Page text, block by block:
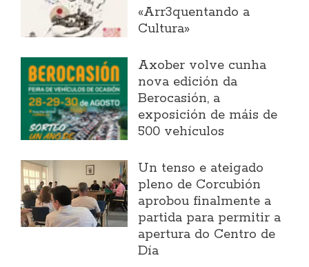
«Arr3quentando a
Cultura»
Axober volve cunha
nova edición da
Berocasión, a
exposición de máis de
500 vehículos
Un tenso e ateigado
pleno de Corcubión
aprobou finalmente a
partida para permitir a
apertura do Centro de
Día